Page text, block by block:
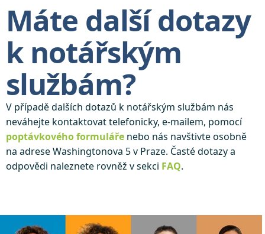
Máte další dotazy
k notářským
službám?
V případě dalších dotazů k notářským službám nás
neváhejte kontaktovat telefonicky, e-mailem, pomocí
poptávkového formuláře nebo nás navštivte osobně
na adrese Washingtonova 5 v Praze. Časté dotazy a
odpovědi naleznete rovněž v sekci FAQ.